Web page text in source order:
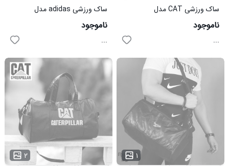
ساک ورزشی adidas مدل
EMBRAC قرمز
ناموجود
...
ساک ورزشی CAT مدل
ERPILLAR مشکی زرد
ناموجود
...
۲ ۱